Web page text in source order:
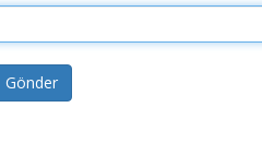
Gönder